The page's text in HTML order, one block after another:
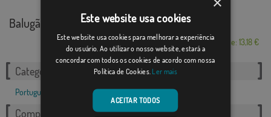
Balugães
Desde: 13,18 €
Categorias relacionadas:
Portuguesa
Compartilhe esta bandeira
Este website usa cookies
Este website usa cookies para melhorar a experiência
do usuário. Ao utilizar o nosso website, estará a
concordar com todos os cookies de acordo com nossa
Política de Cookies. Ler mais
ACEITAR TODOS